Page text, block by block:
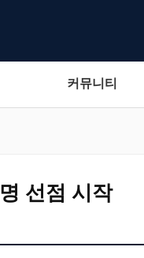
커뮤니티
선점 시작